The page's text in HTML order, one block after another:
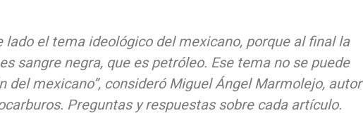
lado el tema ideológico del mexicano, porque al final la
sangre negra, que es petróleo. Ese tema no se puede
del mexicano”, consideró Miguel Ángel Marmolejo, autor
Preguntas y respuestas sobre cada artículo.